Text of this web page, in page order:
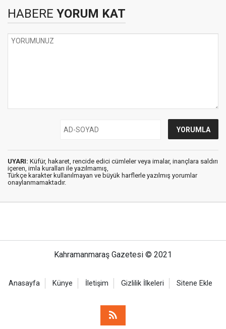
HABERE YORUM KAT
UYARI: Küfür, hakaret, rencide edici cümleler veya imalar, inançlara saldırı
içeren, imla kuralları ile yazılmamış,
Türkçe karakter kullanılmayan ve büyük harflerle yazılmış yorumlar
onaylanmamaktadır.
Kahramanmaraş Gazetesi © 2021
Anasayfa Künye İletişim Gizlilik İlkeleri Sitene Ekle